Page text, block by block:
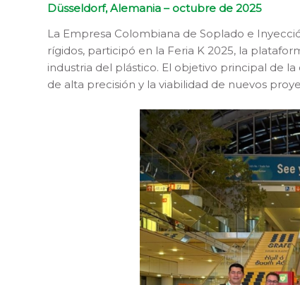
Düsseldorf, Alemania – octubre de 2025
La Empresa Colombiana de Soplado e
rígidos, participó en la Feria K 2025, la
industria del plástico. El objetivo principal de
de alta precisión y la viabilidad de nuevos